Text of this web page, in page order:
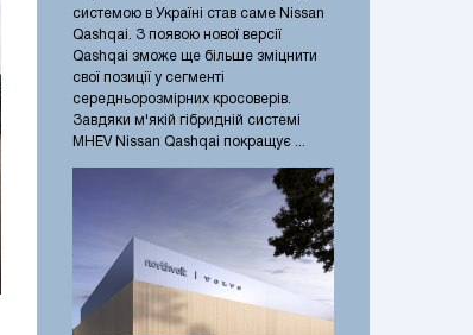
системою в Україні став саме Nissan
Qashqai. З появою нової версії
Qashqai зможе ще більше зміцнити
свої позиції у сегменті
середньорозмірних кросоверів.
Завдяки м'якій гібридній системі
MHEV Nissan Qashqai покращує ...